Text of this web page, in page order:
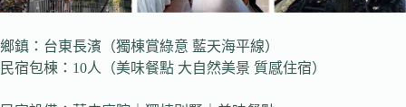
鄉鎮：台東長濱（獨棟賞綠意 藍天海平線）
民宿包棟：10人（美味餐點 大自然美景 質感住宿）